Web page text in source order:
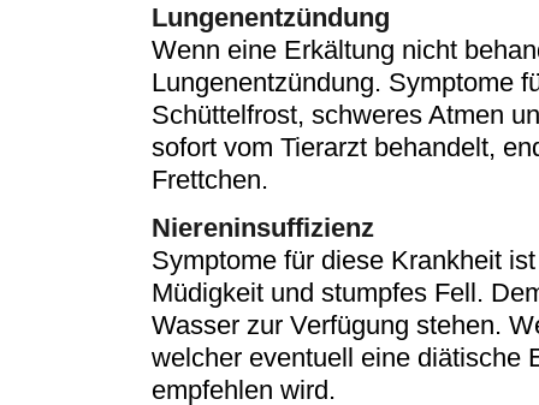
Lungenentzündung
Wenn eine Erkältung nicht
Lungenentzündung. Symptome
Schüttelfrost, schweres Atmen
sofort vom Tierarzt behandelt,
Frettchen.
Niereninsuffizienz
Symptome für diese Krankheit
Müdigkeit und stumpfes Fell.
Wasser zur Verfügung stehen.
welcher eventuell eine diätische
empfehlen wird.